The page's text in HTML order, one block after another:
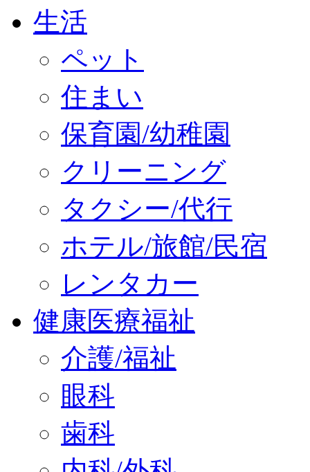
生活
ペット
住まい
保育園/幼稚園
クリーニング
タクシー/代行
ホテル/旅館/民宿
レンタカー
健康医療福祉
介護/福祉
眼科
歯科